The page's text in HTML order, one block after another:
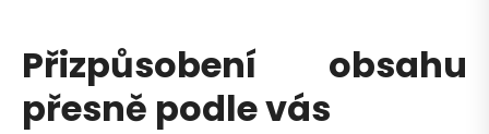
Přizpůsobení obsahu
přesně podle vás